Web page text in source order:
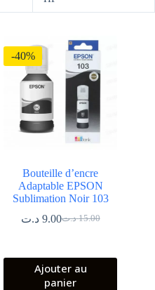
-40%
Bouteille d’encre
Adaptable EPSON
Sublimation Noir 103
15.00 د.ت
Le
était :
9.00 د.ت
Le
est :
Ajouter au
panier